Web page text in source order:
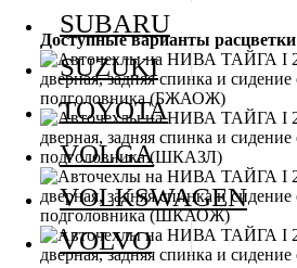
Доступные варианты расцветки
SUBARU
SUZUKI
TOYOTA
VOLGA
VOLKSWAGEN
VOLVO